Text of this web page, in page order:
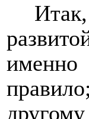
именно